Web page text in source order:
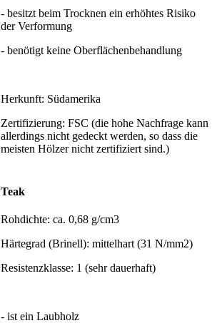
- besitzt beim Trocknen ein erhöhtes Risiko
der Verformung
- benötigt keine Oberflächenbehandlung
Herkunft: Südamerika
Zertifizierung: FSC (die hohe Nachfrage kann
allerdings nicht gedeckt werden, so dass die
meisten Hölzer nicht zertifiziert sind.)
Teak
Rohdichte: ca. 0,68 g/cm3
Härtegrad (Brinell): mittelhart (31 N/mm2)
Resistenzklasse: 1 (sehr dauerhaft)
- ist ein Laubholz